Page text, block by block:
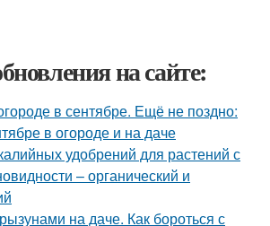
на сайте:
в сентябре. Ещё не поздно:
в огороде и на даче
удобрений для растений с
– органический и
на даче. Как бороться с